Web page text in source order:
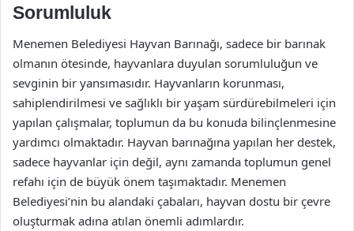
Sorumluluk
Menemen Belediyesi Hayvan Barınağı, sadece bir barınak
olmanın ötesinde, hayvanlara duyulan sorumluluğun ve
sevginin bir yansımasıdır. Hayvanların korunması,
sahiplendirilmesi ve sağlıklı bir yaşam sürdürebilmeleri için
yapılan çalışmalar, toplumun da bu konuda bilinçlenmesine
yardımcı olmaktadır. Hayvan barınağına yapılan her destek,
sadece hayvanlar için değil, aynı zamanda toplumun genel
refahı için de büyük önem taşımaktadır. Menemen
Belediyesi’nin bu alandaki çabaları, hayvan dostu bir çevre
oluşturmak adına atılan önemli adımlardır.